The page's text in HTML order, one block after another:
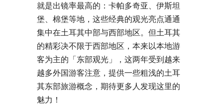
就是出镜率最高的：卡帕多奇亚、伊斯坦
堡、棉堡等地，这些经典的观光亮点通通
集中在土耳其中部与西部地区。但土耳其
的精彩决不限于西部地区，本来以本地游
客为主的「东部观光」，这两年受到越来
越多外国游客注意，提供一些粗浅的土耳
其东部旅游概念，期待更多人发现这里的
魅力！